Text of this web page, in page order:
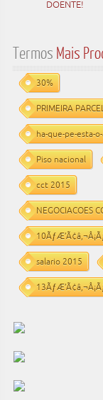
DOENTE!
Termos Mais
30%
PRIMEIRA
ha-que-pe-esta-
Piso nacional
cct 2015
NEGOCIACOES
salario 2015